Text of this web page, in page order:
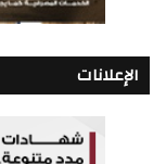
الإعلانات